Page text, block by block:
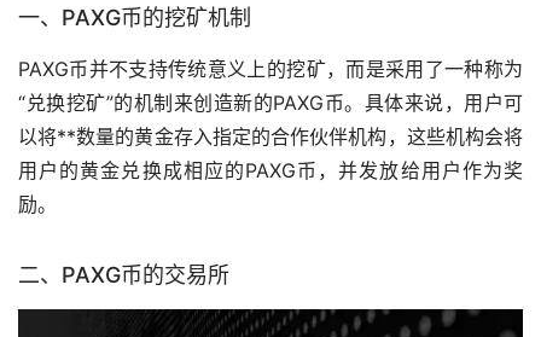
一、PAXG币的挖矿机制
PAXG币并不支持传统意义上的挖矿，而是采用了一种称为
“兑换挖矿”的机制来创造新的PAXG币。具体来说，用户可
以将**数量的黄金存入指定的合作伙伴机构，这些机构会将
用户的黄金兑换成相应的PAXG币，并发放给用户作为奖
励。
二、PAXG币的交易所